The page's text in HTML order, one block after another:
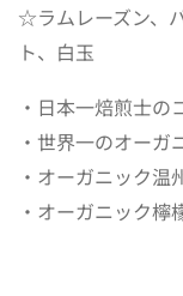
☆ラムレーズン、
ト、白玉
・日本一焙煎士の
・世界一のオーガ
・オーガニック温
・オーガニック檸